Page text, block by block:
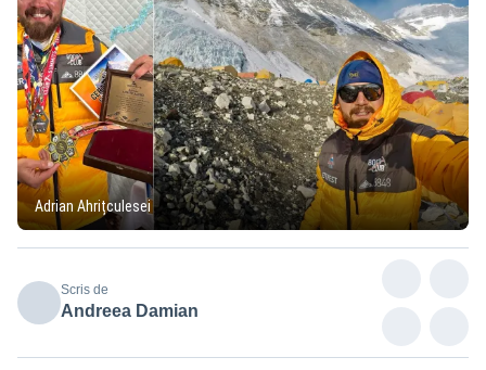
Adrian Ahrițculesei
Scris de
Andreea Damian